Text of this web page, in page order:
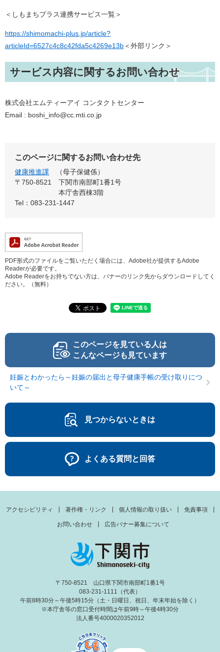
＜しもまちプラス連携サービス一覧＞
https://shimomachi-plus.jp/article?
articleId=6527c4c8c42fda5c4269e13b＜外部リンク＞
サービス内容に関するお問い合わせ
株式会社エムティーアイ コンタクトセンター
Email : boshi_info@cc.mti.co.jp
このページに関するお問い合わせ先
健康推進課
母子保健係
〒750-8521
下関市南部町1番1号
本庁舎西棟3階
Tel：083-231-1447
PDF形式のファイルをご覧いただく場合には、Adobe社が提供するAdobe
Readerが必要です。
Adobe Readerをお持ちでない方は、バナーのリンク先からダウンロードしてく
ださい。（無料）
このページを見ている人は
こんなページも見ています
妊娠とわかったら～妊娠の届出と母子健康手帳の受け取りにつ
いて～
見つからないときは
よくある質問と回答
アクセシビリティ 著作権・リンク 個人情報の取り扱い 免責事項
お問い合わせ 広告バナー募集について
〒750-8521 山口県下関市南部町1番1号
083-231-1111（代表）
午前8時30分～午後5時15分（土・日曜日、祝日、年末年始を除く）
※本庁舎等の窓口受付時間は午前9時～午後4時30分
法人番号4000020352012